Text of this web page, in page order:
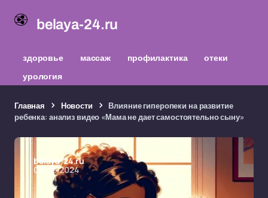
belaya-24.ru
здоровье массаж профилактика
отеки
урология
Главная Новости
Влияние гиперопеки на развитие
ребенка: анализ видео «Мама не дает самостоятельно сыну»
belaya-24.ru
06-12-2024